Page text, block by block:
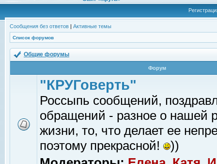
Сообщения без ответов | Активные темы
Список форумов
Общие форумы
Форум
"КРУГоверть"
Россыпь сообщений,
обращений - разное о нашей
жизни, то, что делает ее
поэтому прекрасной!
))